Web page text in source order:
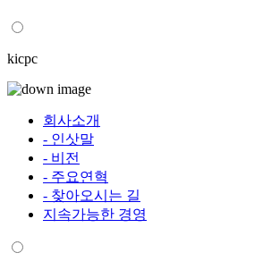
kicpc
회사소개
- 인삿말
- 비전
- 주요연혁
- 찾아오시는 길
지속가능한 경영